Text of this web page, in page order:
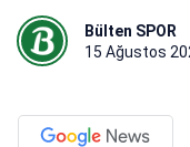
Bülten SPOR
15 Ağustos